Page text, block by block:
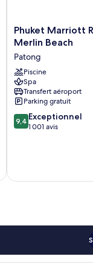
Phuket
Marriott
&
Spa,
Merlin
Beach
Patong
Phuket Marriott
Merlin Beach
Patong
Piscine
Spa
Transfert aéroport
Parking gratuit
9.4
sur
9,4 Exceptionnel
1 001 avis